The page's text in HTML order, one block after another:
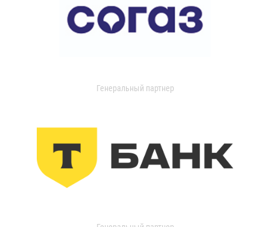
Генеральный партнер